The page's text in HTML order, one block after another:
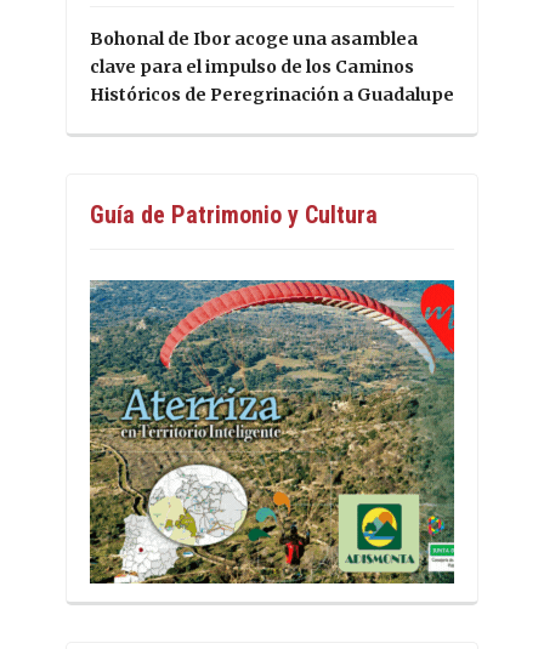
Bohonal de Ibor acoge una asamblea
clave para el impulso de los Caminos
Históricos de Peregrinación a Guadalupe
Guía de Patrimonio y Cultura